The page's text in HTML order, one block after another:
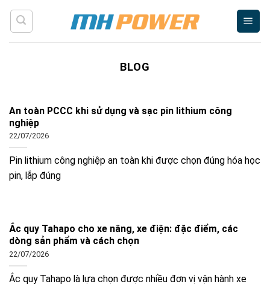
Skip
content
BLOG
An toàn PCCC khi sử dụng và sạc pin lithium công
nghiệp
22/07/2026
Pin lithium công nghiệp an toàn khi được chọn đúng hóa học
pin, lắp đúng
Ắc quy Tahapo cho xe nâng, xe điện: đặc điểm, các
dòng sản phẩm và cách chọn
22/07/2026
Ắc quy Tahapo là lựa chọn được nhiều đơn vị vận hành xe